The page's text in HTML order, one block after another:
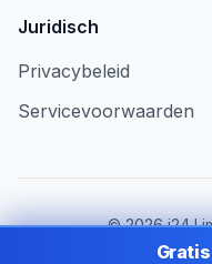
Juridisch
Privacybeleid
Servicevoorwaarden
©2026i24
Voor